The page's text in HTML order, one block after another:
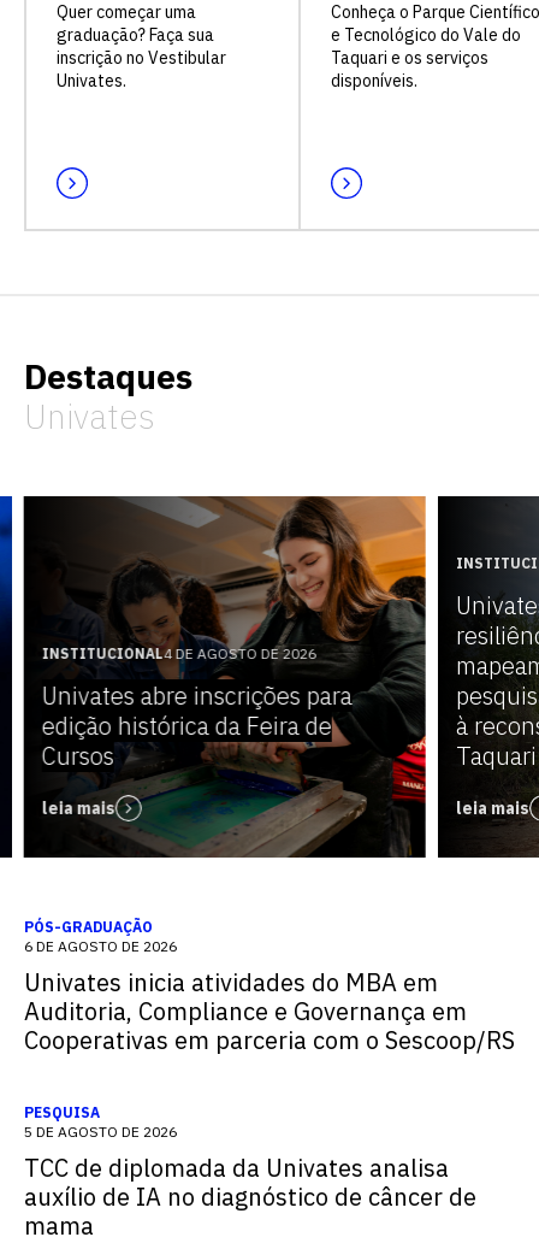
Quer começar uma
graduação? Faça sua
inscrição no Vestibular
Univates.
Conheça o Parque Científico
e Tecnológico do Vale do
Taquari e os serviços
disponíveis.
Destaques
Univates
INSTITUCIONAL4 DE AGOSTO DE 2026
Univates abre inscrições para
edição histórica da Feira de
Cursos
leia mais
à
Taquari
leia mais
PÓS-GRADUAÇÃO
6 DE AGOSTO DE 2026
Univates inicia atividades do MBA em
Auditoria, Compliance e Governança em
Cooperativas em parceria com o Sescoop/RS
PESQUISA
5 DE AGOSTO DE 2026
TCC de diplomada da Univates analisa
auxílio de IA no diagnóstico de câncer de
mama